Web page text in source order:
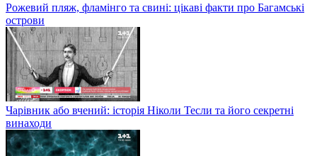
Рожевий пляж, фламінго та свині: цікаві факти про Багамські
острови
Чарівник або вчений: історія Ніколи Тесли та його секретні
винаходи